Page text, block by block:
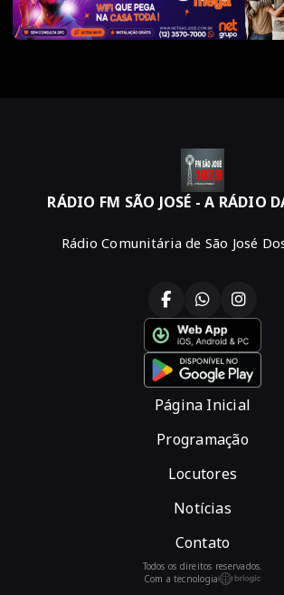
RÁDIO FM SÃO JOSÉ - A RÁDIO
Rádio Comunitária de São José
Página Inicial
Programação
Locutores
Notícias
Contato
Todos os direitos reservados.
Com a tecnologia